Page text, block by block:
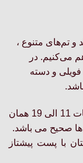
و تم‌های متنوع ،
می‌کنیم. در
و دسته
اگر داخل تهران هستین ، می توانید برای ساعات 11 الی 19 همان
ها صحیح می باشد.
با پست پیشتاز